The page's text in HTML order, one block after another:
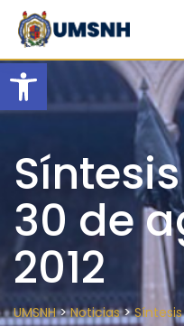
Open
Skip
content
30 de
2012
UMSNH>Noticias>